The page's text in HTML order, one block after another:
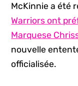
McKinnie a été
Warriors ont
Marquese
nouvelle
officialisée.